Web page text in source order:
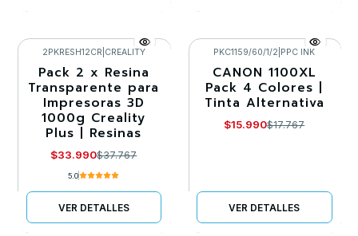
-10%
Agotado
2PKRESH12CR CREALITY
Pack 2 x Resina
Transparente para
Impresoras 3D
1000g Creality
Plus | Resinas
$33.990$37.767
5.0
VER DETALLES
-10%
Agotado
PKC1159/60/1/2 PPC INK
CANON 1100XL
Pack 4 Colores |
Tinta Alternativa
$15.990$17.767
VER DETALLES